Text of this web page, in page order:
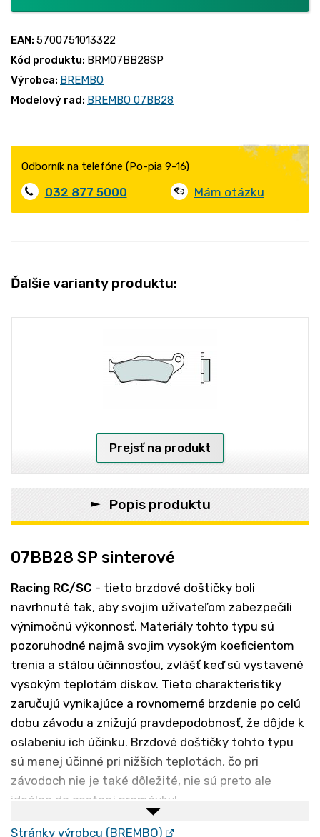
EAN: 5700751013322
Kód produktu: BRM07BB28SP
Výrobca: BREMBO
Modelový rad: BREMBO 07BB28
Odborník na telefóne (Po-pia 9-16)
032 877 5000 Mám otázku
Ďalšie varianty produktu:
Prejsť na produkt
Popis produktu
07BB28 SP sinterové
Racing RC/SC - tieto brzdové doštičky boli
navrhnuté tak, aby svojim užívateľom zabezpečili
výnimočnú výkonnosť. Materiály tohto typu sú
pozoruhodné najmä svojim vysokým koeficientom
trenia a stálou účinnosťou, zvlášť keď sú vystavené
vysokým teplotám diskov. Tieto charakteristiky
zaručujú vynikajúce a rovnomerné brzdenie po celú
dobu závodu a znižujú pravdepodobnosť, že dôjde k
oslabeniu ich účinku. Brzdové doštičky tohto typu
sú menej účinné pri nižších teplotách, čo pri
závodoch nie je také dôležité, nie sú preto ale
ideálne do cestnej premávky!
RC - Kompozit určený len pre závodnú dráhu
Stránky výrobcu (BREMBO)